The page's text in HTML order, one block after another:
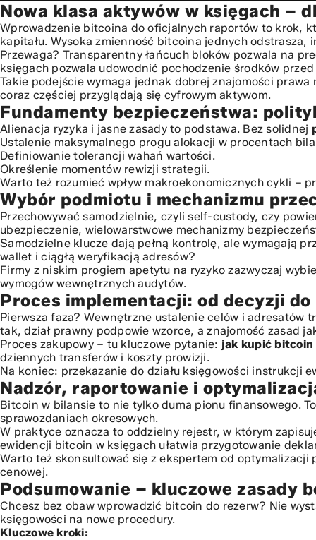
Nowa klasa aktywów w księgach – dlaczego firmy sięgają
Fundamenty bezpieczeństwa: polityka alokacji i ryzyka
Wybór podmiotu i mechanizmu przechowywania –
Proces implementacji: od decyzji do pierwszego zakupu
Nadzór, raportowanie i optymalizacja podatkowa
Podsumowanie – kluczowe zasady bezpiecznej alokacji
Nowa klasa aktywów w księgach –
Wprowadzenie bitcoina do oficjalnych raportów to krok,
kapitału. Wysoka zmienność bitcoina jednych
Przewaga? Transparentny łańcuch bloków pozwala na
księgach pozwala udowodnić pochodzenie środków
Takie podejście wymaga jednak dobrej znajomości
coraz częściej przyglądają się cyfrowym aktywom.
Fundamenty bezpieczeństwa:
Alienacja ryzyka i jasne zasady to podstawa. Bez solidnej
Ustalenie maksymalnego progu alokacji w procentach
Definiowanie tolerancji wahań wartości.
Określenie momentów rewizji strategii.
Warto też rozumieć wpływ makroekonomicznych cykli –
Wybór podmiotu i mechanizmu
Przechowywać samodzielnie, czyli self-custody, czy
ubezpieczenie, wielowarstwowe mechanizmy
Samodzielne klucze dają pełną kontrolę, ale wymagają
wallet i ciągłą weryfikacją adresów?
Firmy z niskim progiem apetytu na ryzyko zazwyczaj
wymogów wewnętrznych audytów.
Proces implementacji: od decyzji
Pierwsza faza? Wewnętrzne ustalenie celów i adresatów
tak, dział prawny podpowie wzorce, a znajomość zasad
Proces zakupowy – tu kluczowe pytanie: jak kupić bitcoin
dziennych transferów i koszty prowizji.
Na koniec: przekazanie do działu księgowości instrukcji
Nadzór, raportowanie i
Bitcoin w bilansie to nie tylko duma pionu finansowego.
sprawozdaniach okresowych.
W praktyce oznacza to oddzielny rejestr, w którym
ewidencji bitcoin w księgach ułatwia przygotowanie
Warto też skonsultować się z ekspertem od
cenowej.
Podsumowanie – kluczowe zasady
Chcesz bez obaw wprowadzić bitcoin do rezerw? Nie
księgowości na nowe procedury.
Kluczowe kroki: